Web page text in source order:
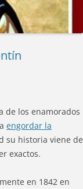
de los enamorados
engordar la
su historia viene de
exactos.
en 1842 en